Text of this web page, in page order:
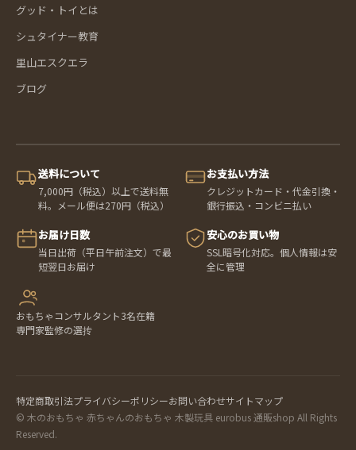
グッド・トイとは
シュタイナー教育
里山エスクエラ
ブログ
送料について
7,000円（税込）以上で送料無
料。メール便は270円（税込）
お支払い方法
クレジットカード・代金引換・
銀行振込・コンビニ払い
お届け日数
当日出荷（平日午前注文）で最
短翌日お届け
安心のお買い物
SSL暗号化対応。個人情報は安
全に管理
おもちゃコンサルタント3名在籍
専門家監修の選抟
特定商取引法プライバシーポリシーお問い合わせサイトマップ
© 木のおもちゃ 赤ちゃんのおもちゃ 木製玩具 eurobus 通販shop All Rights
Reserved.